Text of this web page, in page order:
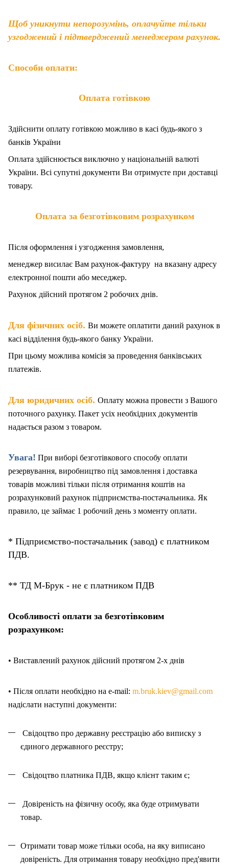
Щоб уникнути непорозумінь, оплачуйте тільки
узгоджений і підтверджений менеджером рахунок.
Способи оплати:
Оплата готівкою
Здійснити оплату готівкою можливо в касі будь-якого з
банків України
Оплата здійснюється виключно у національній валюті
України. Всі супутні документи Ви отримуєте при доставці
товару.
Оплата за безготівковим розрахунком
Після оформлення і узгодження замовлення,
менеджер висилає Вам рахунок-фактуру на вказану адресу
електронної пошти або меседжер.
Рахунок дійсний протягом 2 робочих днів.
Для фізичних осіб. Ви можете оплатити даний рахунок в
касі відділення будь-якого банку України.
При цьому можлива комісія за проведення банківських
платежів.
Для юридичних осіб. Оплату можна провести з Вашого
поточного рахунку. Пакет усіх необхідних документів
надається разом з товаром.
Увага! При виборі безготівкового способу оплати
резервування, виробництво під замовлення і доставка
товарів можливі тільки після отримання коштів на
розрахунковий рахунок підприємства-постачальника. Як
правило, це займає 1 робочий день з моменту оплати.
* Підприємство-постачальник (завод) є платником
ПДВ.
** ТД М-Брук - не є платником ПДВ
Особливості оплати за безготівковим
розрахунком:
• Виставлений рахунок дійсний протягом 2-х днів
• Після оплати необхідно на e-mail: m.bruk.kiev@gmail.com
надіслати наступні документи:
Свідоцтво про державну реєстрацію або виписку з
єдиного державного реєстру;
Свідоцтво платника ПДВ, якщо клієнт таким є;
Довіреність на фізичну особу, яка буде отримувати
товар.
Отримати товар може тільки особа, на яку виписано
довіреність. Для отримання товару необхідно пред'явити